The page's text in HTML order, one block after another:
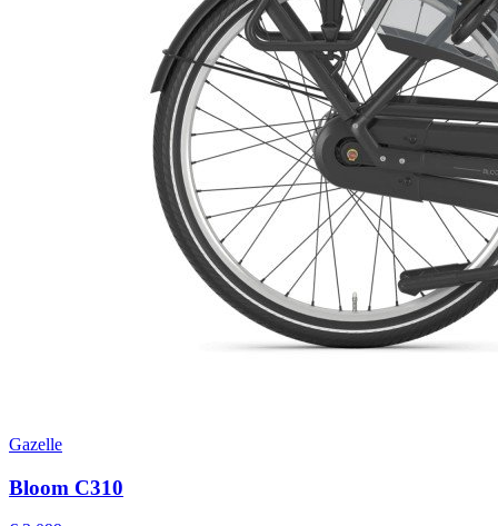
Gazelle
Bloom C310